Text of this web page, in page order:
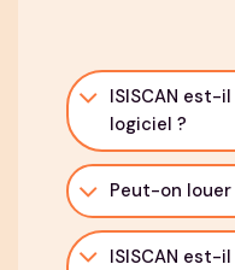
ISISCAN est-
logiciel ?
Peut-on louer
ISISCAN est-